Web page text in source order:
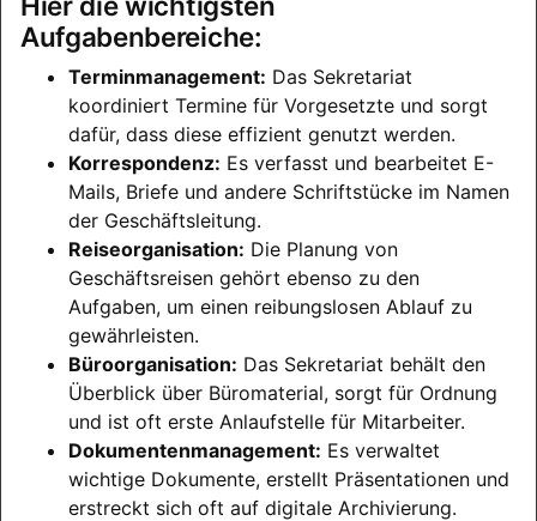
Aufgabenbereiche:
Terminmanagement: Das Sekretariat
koordiniert Termine für Vorgesetzte und sorgt
dafür, dass diese effizient genutzt werden.
Korrespondenz: Es verfasst und bearbeitet E-
Mails, Briefe und andere Schriftstücke im Namen
der Geschäftsleitung.
Reiseorganisation: Die Planung von
Geschäftsreisen gehört ebenso zu den
Aufgaben, um einen reibungslosen Ablauf zu
gewährleisten.
Büroorganisation: Das Sekretariat behält den
Überblick über Büromaterial, sorgt für Ordnung
und ist oft erste Anlaufstelle für Mitarbeiter.
Dokumentenmanagement: Es verwaltet
wichtige Dokumente, erstellt Präsentationen und
erstreckt sich oft auf digitale Archivierung.